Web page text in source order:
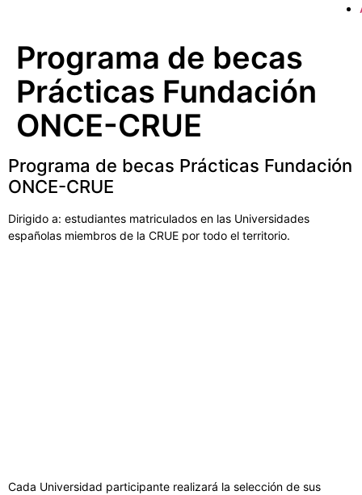
Programa de becas
Prácticas Fundación
ONCE-CRUE
Programa de becas Prácticas Fundación
ONCE-CRUE
Dirigido a: estudiantes matriculados en las Universidades
españolas miembros de la CRUE por todo el territorio.
Cada Universidad participante realizará la selección de sus